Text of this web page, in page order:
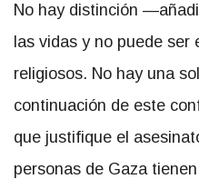
No hay distinción
las vidas y no puede
religiosos. No hay una
continuación de este
que justifique el
personas de Gaza